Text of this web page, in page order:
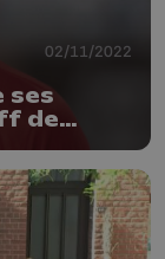
02/11/2022
ses
de